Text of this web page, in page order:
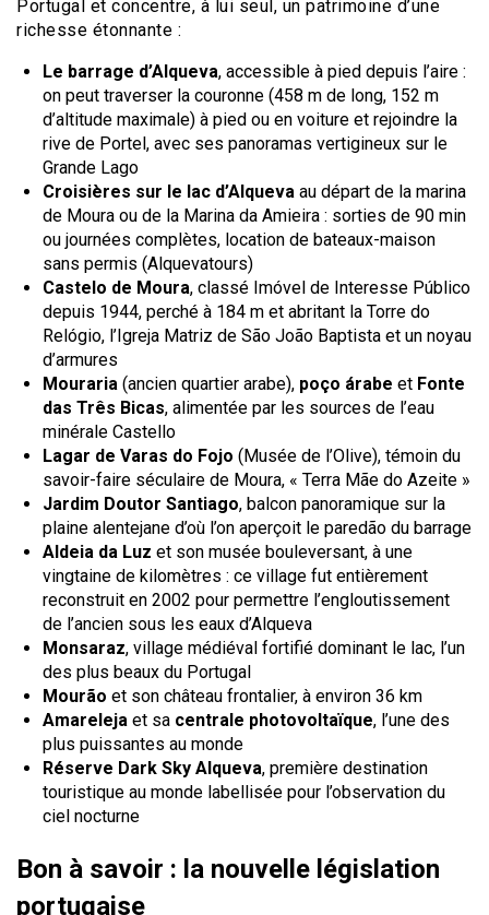
Portugal et concentre, à lui seul, un patrimoine d’une
richesse étonnante :
Le barrage d’Alqueva, accessible à pied depuis l’aire :
on peut traverser la couronne (458 m de long, 152 m
d’altitude maximale) à pied ou en voiture et rejoindre la
rive de Portel, avec ses panoramas vertigineux sur le
Grande Lago
Croisières sur le lac d’Alqueva au départ de la marina
de Moura ou de la Marina da Amieira : sorties de 90 min
ou journées complètes, location de bateaux-maison
sans permis (Alquevatours)
Castelo de Moura, classé Imóvel de Interesse Público
depuis 1944, perché à 184 m et abritant la Torre do
Relógio, l’Igreja Matriz de São João Baptista et un noyau
d’armures
Mouraria (ancien quartier arabe), poço árabe et Fonte
das Três Bicas, alimentée par les sources de l’eau
minérale Castello
Lagar de Varas do Fojo (Musée de l’Olive), témoin du
savoir-faire séculaire de Moura, « Terra Mãe do Azeite »
Jardim Doutor Santiago, balcon panoramique sur la
plaine alentejane d’où l’on aperçoit le paredão du barrage
Aldeia da Luz et son musée bouleversant, à une
vingtaine de kilomètres : ce village fut entièrement
reconstruit en 2002 pour permettre l’engloutissement
de l’ancien sous les eaux d’Alqueva
Monsaraz, village médiéval fortifié dominant le lac, l’un
des plus beaux du Portugal
Mourão et son château frontalier, à environ 36 km
Amareleja et sa centrale photovoltaïque, l’une des
plus puissantes au monde
Réserve Dark Sky Alqueva, première destination
touristique au monde labellisée pour l’observation du
ciel nocturne
Bon à savoir : la nouvelle législation
portugaise